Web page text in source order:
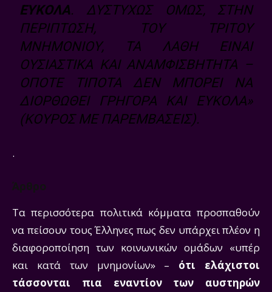
ΕΎΚΟΛΑ. ΔΥΣΤΥΧΏΣ ΌΜΩΣ, ΣΤΗΝ
ΠΕΡΊΠΤΩΣΗ, ΤΟΥ ΤΡΊΤΟΥ
ΜΝΗΜΟΝΊΟΥ, ΤΑ ΛΆΘΗ ΕΊΝΑΙ
ΟΥΣΙΑΣΤΙΚΆ ΚΑΙ ΑΝΑΜΦΙΣΒΉΤΗΤΑ –
ΟΠΌΤΕ ΤΊΠΟΤΑ ΔΕΝ ΜΠΟΡΕΊ ΝΑ
ΔΙΟΡΘΩΘΕΊ ΓΡΉΓΟΡΑ ΚΑΙ ΕΎΚΟΛΑ»
(ΚΟΎΡΟΣ ΜΕ ΠΑΡΕΜΒΆΣΕΙΣ).
.
Άρθρο
Τα περισσότερα πολιτικά κόμματα προσπαθούν
να πείσουν τους Έλληνες πως δεν υπάρχει πλέον η
διαφοροποίηση των κοινωνικών ομάδων «υπέρ
και κατά των μνημονίων» – ότι ελάχιστοι
τάσσονται πια εναντίον των αυστηρών